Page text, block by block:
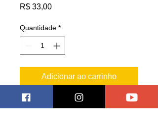
R$ 33,00Preço
Quantidade *
Adicionar ao carrinho
Essa linha da GUNZE permite uso